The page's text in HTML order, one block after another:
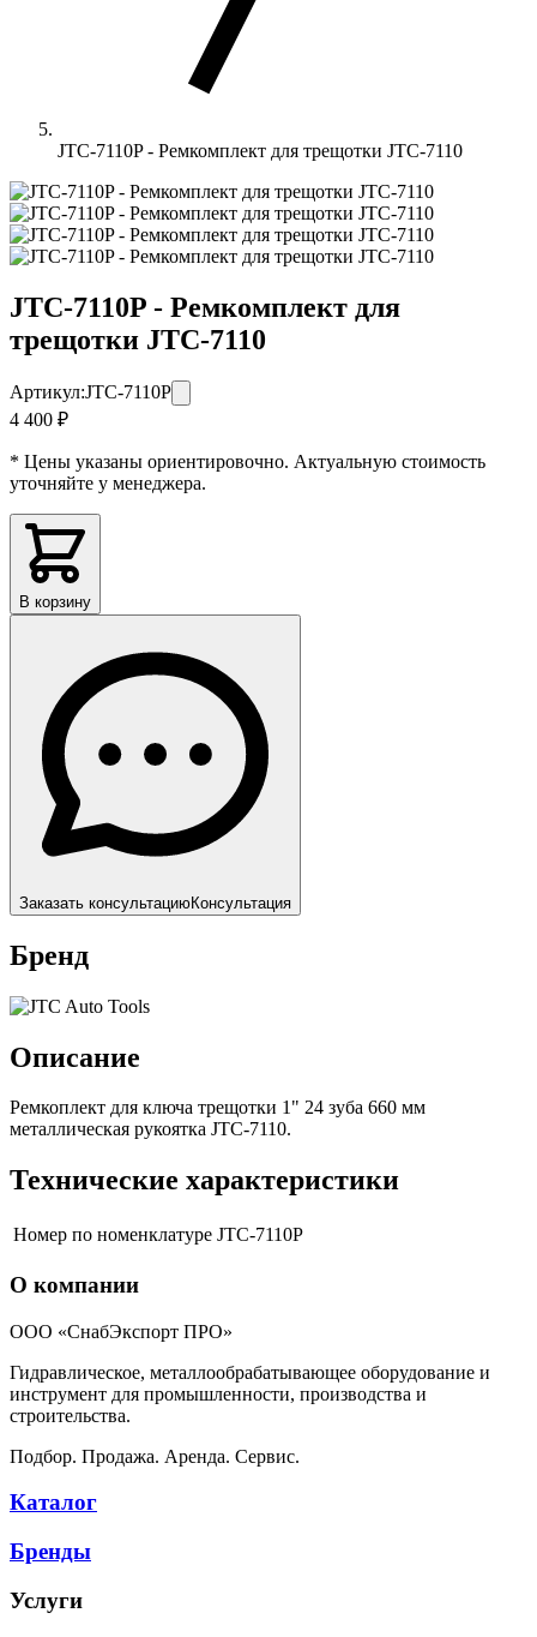
JTC-7110P - Ремкомплект для трещотки JTC-7110
JTC-7110P - Ремкомплект для
трещотки JTC-7110
Артикул:JTC-7110P
4 400 ₽
* Цены указаны ориентировочно. Актуальную стоимость
уточняйте у менеджера.
В корзину
Заказать консультациюКонсультация
Бренд
Описание
Ремкоплект для ключа трещотки 1" 24 зуба 660 мм
металлическая рукоятка JTC-7110.
Технические характеристики
Номер по номенклатуре JTC-7110P
О компании
ООО «СнабЭкспорт ПРО»
Гидравлическое, металлообрабатывающее оборудование и
инструмент для промышленности, производства и
строительства.
Подбор. Продажа. Аренда. Сервис.
Каталог
Бренды
Услуги